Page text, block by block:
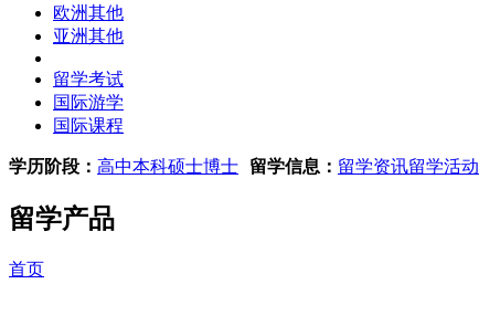
欧洲其他
亚洲其他
留学考试
国际游学
国际课程
学历阶段： 高中本科硕士博士 留学信息： 留学资讯留学活动
留学产品
首页